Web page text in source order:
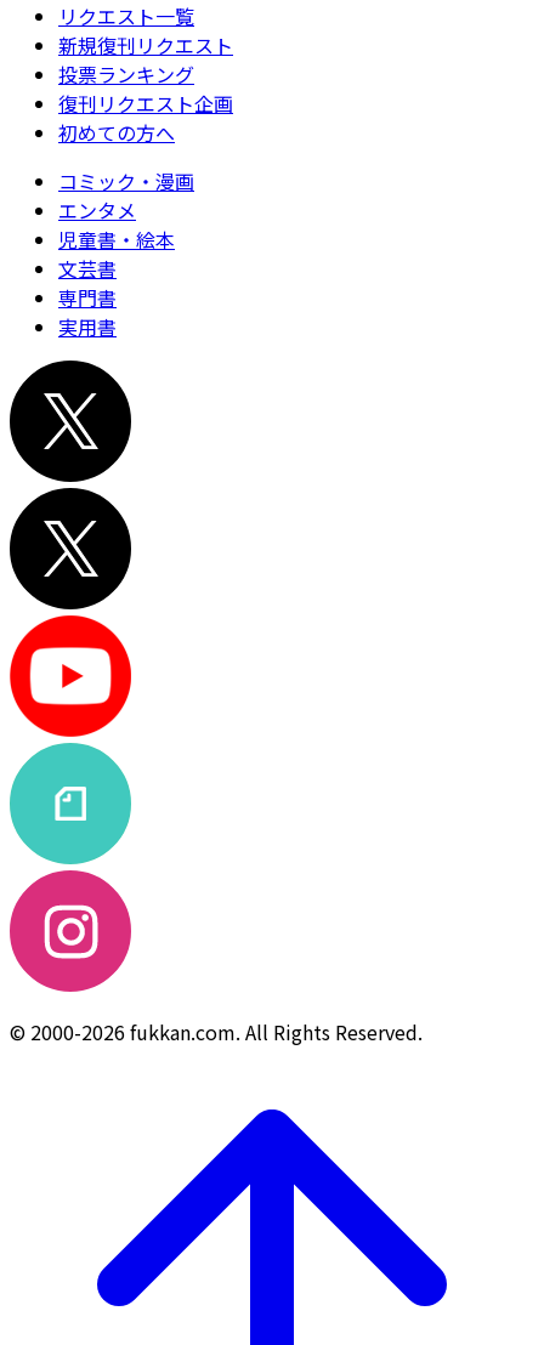
リクエスト一覧
新規復刊リクエスト
投票ランキング
復刊リクエスト企画
初めての方へ
コミック・漫画
エンタメ
児童書・絵本
文芸書
専門書
実用書
© 2000-2026 fukkan.com. All Rights Reserved.